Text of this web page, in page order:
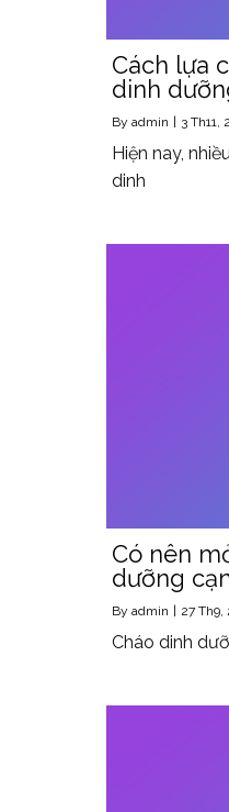
Cách lựa
dinh
By admin 3 Th11,
Hiện nay,
dinh
Có nên
dưỡng
By admin 27 Th9,
Cháo dinh